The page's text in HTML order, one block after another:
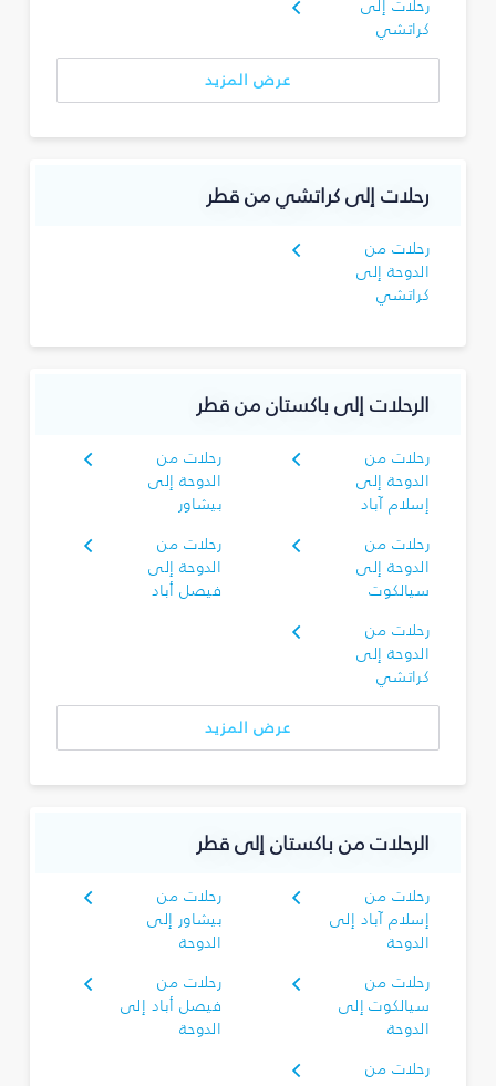
رحلات إلى
كراتشي
عرض المزيد
رحلات إلى كراتشي من قطر
رحلات من
الدوحة إلى
كراتشي
الرحلات إلى باكستان من قطر
رحلات من
الدوحة إلى
إسلام آباد
رحلات من
الدوحة إلى
بيشاور
رحلات من
الدوحة إلى
سيالكوت
رحلات من
الدوحة إلى
فيصل أباد
رحلات من
الدوحة إلى
كراتشي
عرض المزيد
الرحلات من باكستان إلى قطر
رحلات من
إسلام آباد إلى
الدوحة
رحلات من
بيشاور إلى
الدوحة
رحلات من
سيالكوت إلى
الدوحة
رحلات من
فيصل أباد إلى
الدوحة
رحلات من